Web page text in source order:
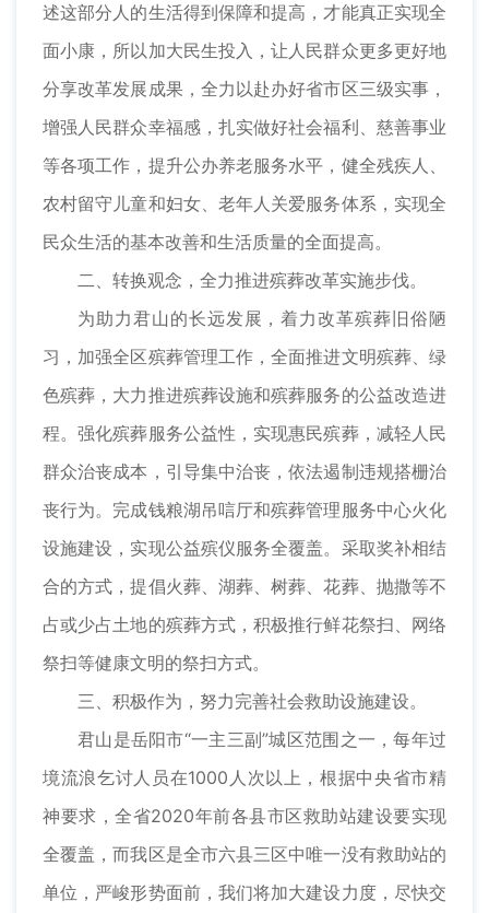
述这部分人的生活得到保障和提高，才能真正实现全
面小康，所以加大民生投入，让人民群众更多更好地
分享改革发展成果，全力以赴办好省市区三级实事，
增强人民群众幸福感，扎实做好社会福利、慈善事业
等各项工作，提升公办养老服务水平，健全残疾人、
农村留守儿童和妇女、老年人关爱服务体系，实现全
民众生活的基本改善和生活质量的全面提高。
二、转换观念，全力推进殡葬改革实施步伐。
为助力君山的长远发展，着力改革殡葬旧俗陋
习，加强全区殡葬管理工作，全面推进文明殡葬、绿
色殡葬，大力推进殡葬设施和殡葬服务的公益改造进
程。强化殡葬服务公益性，实现惠民殡葬，减轻人民
群众治丧成本，引导集中治丧，依法遏制违规搭栅治
丧行为。完成钱粮湖吊唁厅和殡葬管理服务中心火化
设施建设，实现公益殡仪服务全覆盖。采取奖补相结
合的方式，提倡火葬、湖葬、树葬、花葬、抛撒等不
占或少占土地的殡葬方式，积极推行鲜花祭扫、网络
祭扫等健康文明的祭扫方式。
三、积极作为，努力完善社会救助设施建设。
君山是岳阳市“一主三副”城区范围之一，每年过
境流浪乞讨人员在1000人次以上，根据中央省市精
神要求，全省2020年前各县市区救助站建设要实现
全覆盖，而我区是全市六县三区中唯一没有救助站的
单位，严峻形势面前，我们将加大建设力度，尽快交